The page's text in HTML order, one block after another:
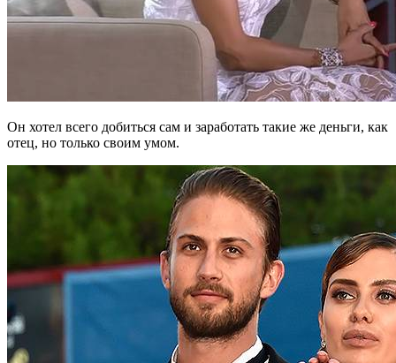
Он хотел всего добиться сам и заработать такие же деньги, как
отец, но только своим умом.